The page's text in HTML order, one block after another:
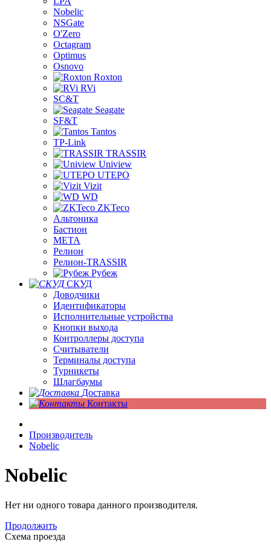
Nobelic
NSGate
O'Zero
Octagram
Optimus
Osnovo
Roxton
RVi
SC&T
Seagate
SF&T
Tantos
TP-Link
TRASSIR
Uniview
UTEPO
Vizit
WD
ZKTeco
Альтоника
Бастион
МЕТА
Релион
Релион-TRASSIR
Рубеж
СКУД
Доводчики
Идентификаторы
Исполнительные устройства
Кнопки выхода
Контроллеры доступа
Считыватели
Терминалы доступа
Турникеты
Шлагбаумы
Доставка
Контакты
Производитель
Nobelic
Nobelic
Нет ни одного товара данного производителя.
Продолжить
Схема проезда